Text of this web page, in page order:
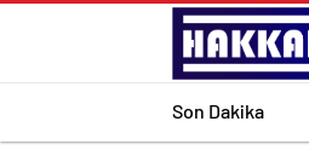
Son Dakika